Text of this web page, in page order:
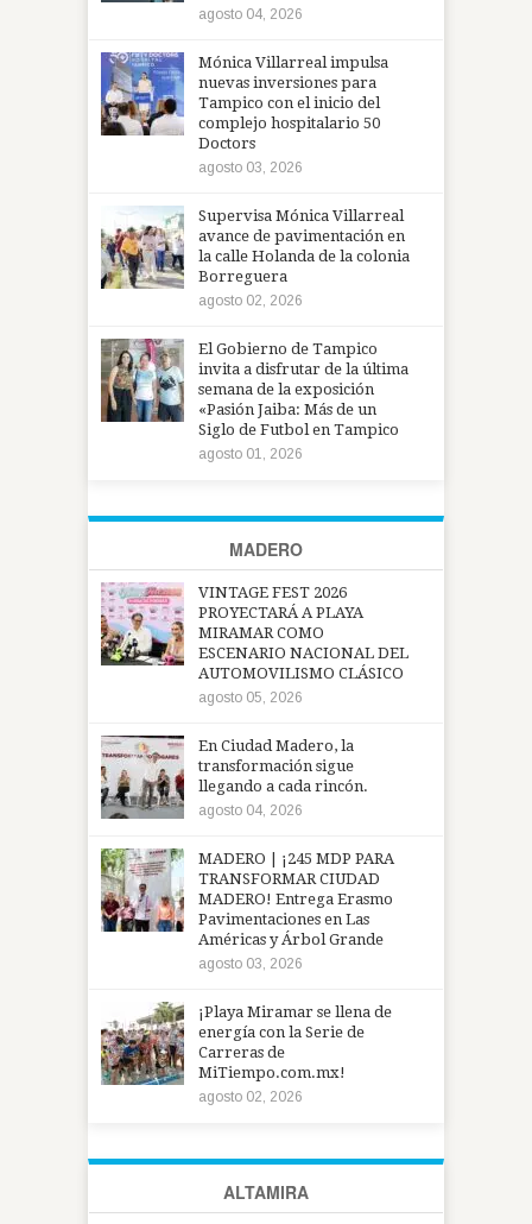
agosto 04, 2026
Mónica Villarreal impulsa
nuevas inversiones para
Tampico con el inicio del
complejo hospitalario 50
Doctors
agosto 03, 2026
Supervisa Mónica Villarreal
avance de pavimentación en
la calle Holanda de la colonia
Borreguera
agosto 02, 2026
El Gobierno de Tampico
invita a disfrutar de la última
semana de la exposición
«Pasión Jaiba: Más de un
Siglo de Futbol en Tampico
agosto 01, 2026
MADERO
VINTAGE FEST 2026
PROYECTARÁ A PLAYA
MIRAMAR COMO
ESCENARIO NACIONAL DEL
AUTOMOVILISMO CLÁSICO
agosto 05, 2026
En Ciudad Madero, la
transformación sigue
llegando a cada rincón.
agosto 04, 2026
MADERO | ¡245 MDP PARA
TRANSFORMAR CIUDAD
MADERO! Entrega Erasmo
Pavimentaciones en Las
Américas y Árbol Grande
agosto 03, 2026
¡Playa Miramar se llena de
energía con la Serie de
Carreras de
MiTiempo.com.mx!
agosto 02, 2026
ALTAMIRA